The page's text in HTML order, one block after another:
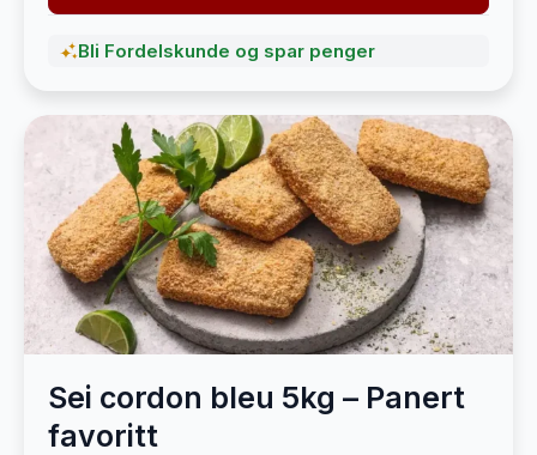
Bli Fordelskunde og spar penger
Sei cordon bleu 5kg – Panert
favoritt